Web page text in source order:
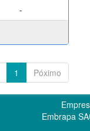
-
1 Póximo
Embrapa